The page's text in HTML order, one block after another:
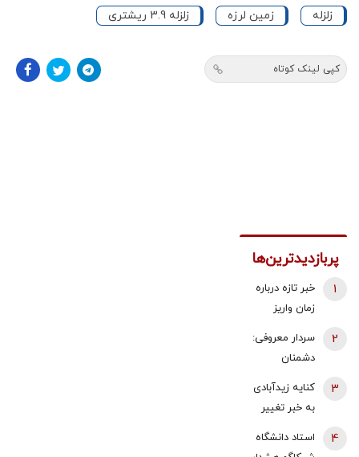
زلزله زمین لرزه زلزله 3.9 ریشتری
کپی لینک کوتاه
پربازدیدترین‌ها
خبر تازه درباره
زمان واریز
فروردین و
اردیبهشت
بازنشستگان
تامین اجتماعی
1
سردار معروفی:
دشمنان
قادر به تصرف
یک وجب از
خاک ایران
2
کنایه زیدآبادی
به خبر تغییر
دبیر شورای
عالی امنیت
3
استاد دانشگاه
4